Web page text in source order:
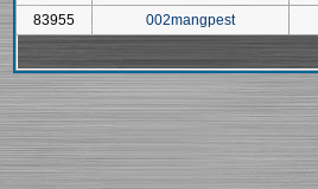
83955
002mangpest